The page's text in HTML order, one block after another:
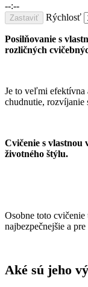
--:--
Zastaviť Rýchlosť
Posilňovanie s
rozličných
Je to veľmi efektívna
chudnutie, rozvíjanie
Cvičenie s vlastnou
životného štýlu.
Osobne toto
najbezpečnejšie a
Aké sú jeho